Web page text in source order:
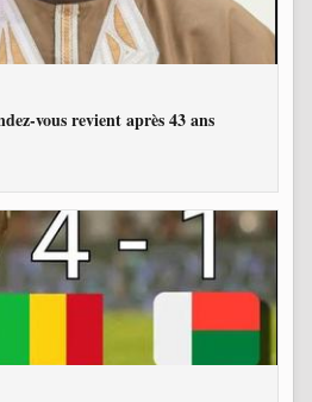
vous revient après 43 ans